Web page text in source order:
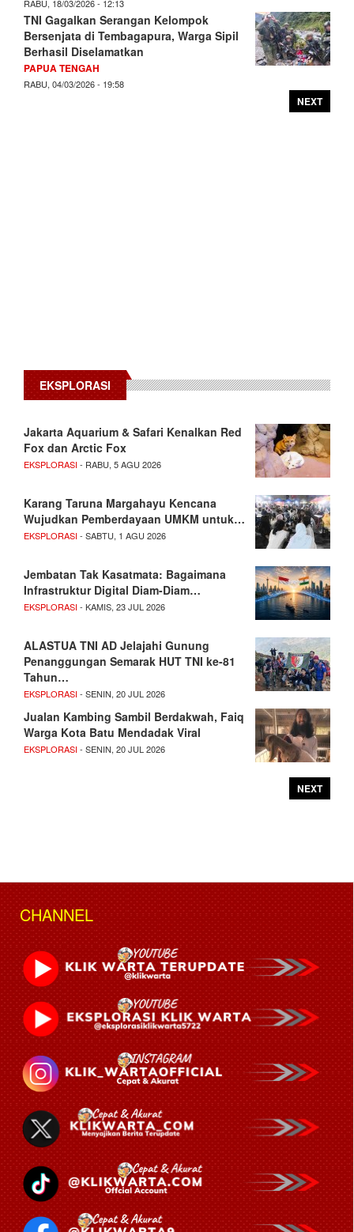
RABU, 18/03/2026 - 12:13
TNI Gagalkan Serangan Kelompok
Bersenjata di Tembagapura, Warga Sipil
Berhasil Diselamatkan
PAPUA TENGAH
RABU, 04/03/2026 - 19:58
NEXT
EKSPLORASI
Jakarta Aquarium & Safari Kenalkan Red
Fox dan Arctic Fox
EKSPLORASI- RABU, 5 AGU 2026
Karang Taruna Margahayu Kencana
Wujudkan Pemberdayaan UMKM untuk…
EKSPLORASI- SABTU, 1 AGU 2026
Jembatan Tak Kasatmata: Bagaimana
Infrastruktur Digital Diam-Diam…
EKSPLORASI- KAMIS, 23 JUL 2026
ALASTUA TNI AD Jelajahi Gunung
Penanggungan Semarak HUT TNI ke-81
Tahun…
EKSPLORASI- SENIN, 20 JUL 2026
Jualan Kambing Sambil Berdakwah, Faiq
Warga Kota Batu Mendadak Viral
EKSPLORASI- SENIN, 20 JUL 2026
NEXT
CHANNEL